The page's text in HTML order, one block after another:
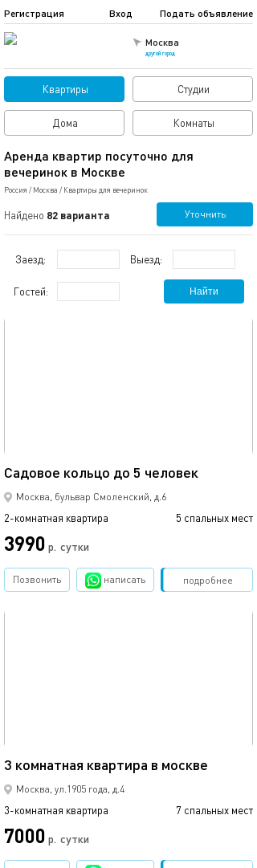
Москва
другой город
Подать объявление
Регистрация Вход
Квартиры Студии
Дома Комнаты
Аренда квартир посуточно для
вечеринок в Москве
Россия / Москва / Квартиры для вечеринок
Найдено 82 варианта Уточнить
Заезд: Выезд:
Гостей: Найти
Садовое кольцо до 5 человек
Москва, бульвар Смоленский, д.6
2-комнатная квартира 5 спальных мест
3990 р. сутки
подробнее
Позвонить написать Забронировать
3 комнатная квартира в москве
Москва, ул.1905 года, д.4
3-комнатная квартира 7 спальных мест
7000 р. сутки